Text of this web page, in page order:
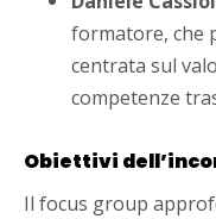
formatore, che
centrata sul
competenze
Obiettivi
Il focus group